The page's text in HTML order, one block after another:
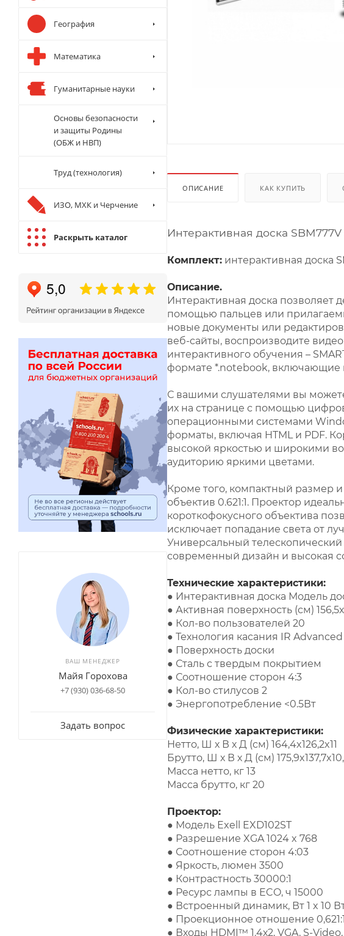
ОПИСАНИЕ КАК КУПИТЬ
Интерактивная доска
Комплект: интерактивная доска
Описание.
Интерактивная доска позволяет
помощью пальцев или
новые документы или
веб-сайты, воспроизводите
интерактивного обучения –
формате *.notebook, включающие
С вашими слушателями вы
их на странице с помощью
операционными системами
форматы, включая HTML и PDF.
высокой яркостью и широкими
аудиторию яркими цветами.
Кроме того, компактный размер
объектив 0.621:1. Проектор
короткофокусного объектива
исключает попадание света от
Универсальный
современный дизайн и высокая
Технические характеристики:
● Интерактивная доска Модель
● Активная поверхность (см)
● Кол-во пользователей 20
● Технология касания IR Advanced
● Поверхность доски
● Сталь с твердым покрытием
● Соотношение сторон 4:3
● Кол-во стилусов 2
● Энергопотребление <0.5Вт
Физические характеристики:
Нетто, Ш х В х Д (см) 164,4x126,2x11
Брутто, Ш х В х Д (см)
Масса нетто, кг 13
Масса брутто, кг 20
Проектор:
● Модель Exell EXD102ST
● Разрешение XGA 1024 x 768
● Соотношение сторон 4:03
● Яркость, люмен 3500
● Контрастность 30000:1
● Ресурс лампы в ECO, ч 15000
● Встроенный динамик, Вт 1 x 10
● Проекционное отношение 0,621:1
● Входы HDMI™ 1.4х2, VGA, S-
География
Математика
Гуманитарные науки
Основы безопасности
и защиты Родины
(ОБЖ и НВП)
Труд (технология)
ИЗО, МХК и Черчение
Раскрыть каталог
ВАШ МЕНЕДЖЕР
Майя Горохова
+7 (930) 036-68-50
Задать вопрос